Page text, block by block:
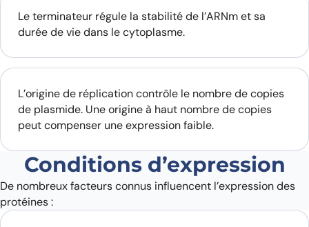
Le terminateur régule la stabilité de l’ARNm et sa
durée de vie dans le cytoplasme.
L’origine de réplication contrôle le nombre de copies
de plasmide. Une origine à haut nombre de copies
peut compenser une expression faible.
Conditions d’expression
De nombreux facteurs connus influencent l’expression des
protéines :